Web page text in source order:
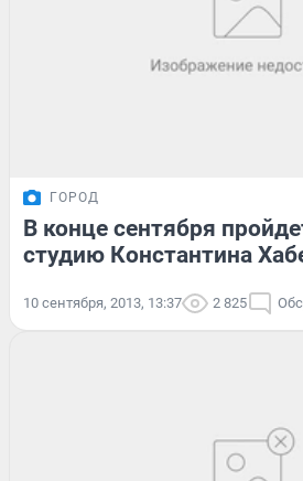
ГОРОД
В конце сентября
студию Константина
10 сентября, 2013, 13:37 2 825